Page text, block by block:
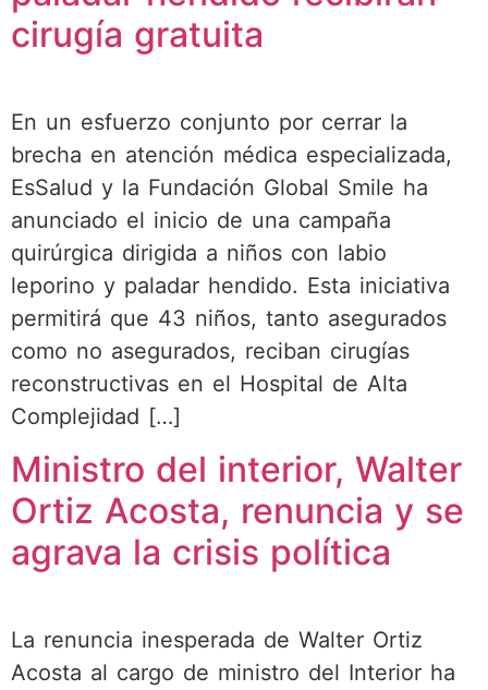
cirugía gratuita
En un esfuerzo conjunto por cerrar la
brecha en atención médica especializada,
EsSalud y la Fundación Global Smile ha
anunciado el inicio de una campaña
quirúrgica dirigida a niños con labio
leporino y paladar hendido. Esta iniciativa
permitirá que 43 niños, tanto asegurados
como no asegurados, reciban cirugías
reconstructivas en el Hospital de Alta
Complejidad […]
Ministro del interior, Walter
Ortiz Acosta, renuncia y se
agrava la crisis política
La renuncia inesperada de Walter Ortiz
Acosta al cargo de ministro del Interior ha